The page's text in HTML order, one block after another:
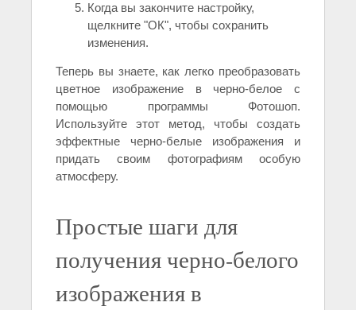
Когда вы закончите настройку,
щелкните "ОК", чтобы сохранить
изменения.
Теперь вы знаете, как легко преобразовать
цветное изображение в черно-белое с
помощью программы Фотошоп.
Используйте этот метод, чтобы создать
эффектные черно-белые изображения и
придать своим фотографиям особую
атмосферу.
Простые шаги для
получения черно-белого
изображения в